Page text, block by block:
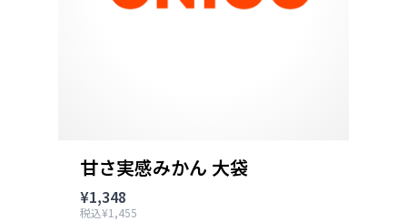
甘さ実感みかん 大袋
¥1,348
税込¥1,455